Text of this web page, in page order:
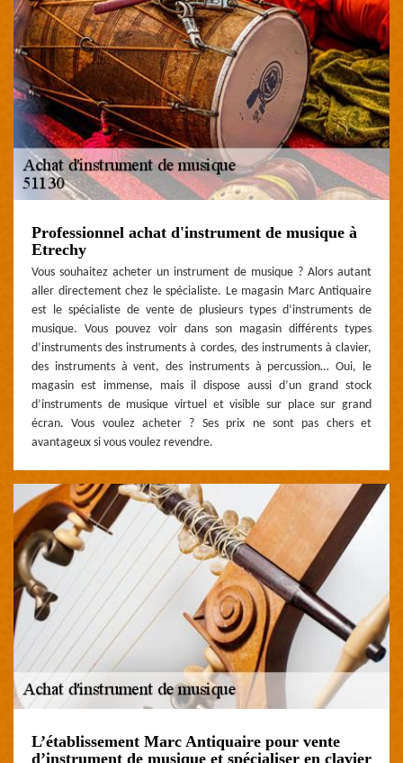
Professionnel achat d'instrument de musique à
Etrechy
Vous souhaitez acheter un instrument de musique ? Alors autant
aller directement chez le spécialiste. Le magasin Marc Antiquaire
est le spécialiste de vente de plusieurs types d’instruments de
musique. Vous pouvez voir dans son magasin différents types
d’instruments des instruments à cordes, des instruments à clavier,
des instruments à vent, des instruments à percussion… Oui, le
magasin est immense, mais il dispose aussi d’un grand stock
d’instruments de musique virtuel et visible sur place sur grand
écran. Vous voulez acheter ? Ses prix ne sont pas chers et
avantageux si vous voulez revendre.
L’établissement Marc Antiquaire pour vente
d’instrument de musique et spécialiser en clavier